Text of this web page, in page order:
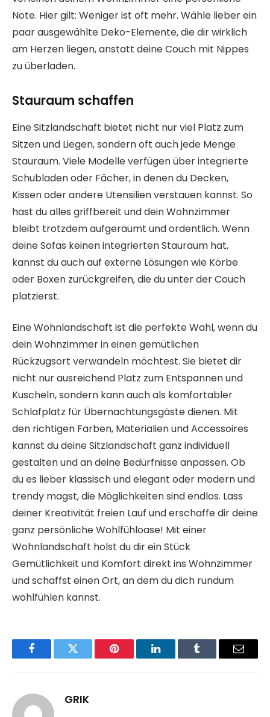
Note. Hier gilt: Weniger ist oft mehr. Wähle lieber ein
paar ausgewählte Deko-Elemente, die dir wirklich
am Herzen liegen, anstatt deine Couch mit Nippes
zu überladen.
Stauraum schaffen
Eine Sitzlandschaft bietet nicht nur viel Platz zum
Sitzen und Liegen, sondern oft auch jede Menge
Stauraum. Viele Modelle verfügen über integrierte
Schubladen oder Fächer, in denen du Decken,
Kissen oder andere Utensilien verstauen kannst. So
hast du alles griffbereit und dein Wohnzimmer
bleibt trotzdem aufgeräumt und ordentlich. Wenn
deine Sofas keinen integrierten Stauraum hat,
kannst du auch auf externe Lösungen wie Körbe
oder Boxen zurückgreifen, die du unter der Couch
platzierst.
Eine Wohnlandschaft ist die perfekte Wahl, wenn du
dein Wohnzimmer in einen gemütlichen
Rückzugsort verwandeln möchtest. Sie bietet dir
nicht nur ausreichend Platz zum Entspannen und
Kuscheln, sondern kann auch als komfortabler
Schlafplatz für Übernachtungsgäste dienen. Mit
den richtigen Farben, Materialien und Accessoires
kannst du deine Sitzlandschaft ganz individuell
gestalten und an deine Bedürfnisse anpassen. Ob
du es lieber klassisch und elegant oder modern und
trendy magst, die Möglichkeiten sind endlos. Lass
deiner Kreativität freien Lauf und erschaffe dir deine
ganz persönliche Wohlfühloase! Mit einer
Wohnlandschaft holst du dir ein Stück
Gemütlichkeit und Komfort direkt ins Wohnzimmer
und schaffst einen Ort, an dem du dich rundum
wohlfühlen kannst.
FacebookTwitter Pinterest LinkedInTumblr Email
GRIK